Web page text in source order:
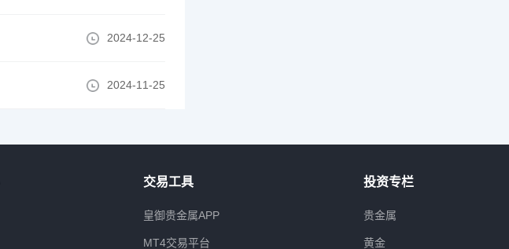
2024-12-25
2024-11-25
交易工具
皇御贵金属APP
MT4交易平台
投资专栏
贵金属
黄金